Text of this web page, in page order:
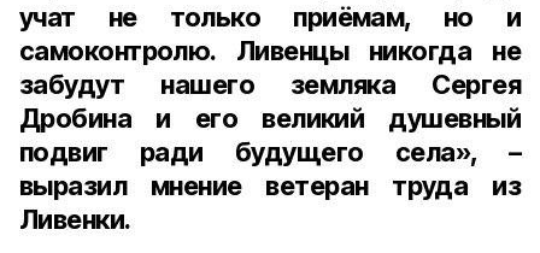
учат
не только приёмам, но
и
самоконтролю. Ливенцы никогда
не
забудут
нашего земляка
Сергея
Дробина
и его великий
душевный
подвиг
ради будущего села», –
выразил мнение ветеран труда из
Ливенки.